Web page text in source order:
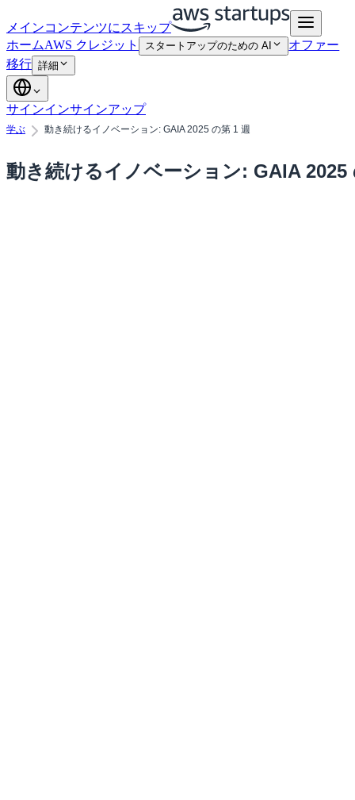
メインコンテンツにスキップ
ホームAWS クレジット スタートアップのための AI
オファー
移行 詳細
サインインサインアップ
学ぶ 動き続けるイノベーション: GAIA 2025 の第 1 週
動き続けるイノベーション: GAIA 2025